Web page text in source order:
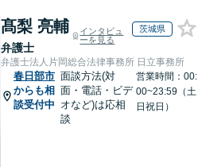
髙梨 亮輔
弁護士
インタビュ
ーを見る
茨城県
弁護士法人片岡総合法律事務所 日立事務所
春日部市
からも相
談受付中
面談方法(対
面・電話・ビデ
オなど)は応相
談
営業時間：00:
00~23:59（土
日祝日）